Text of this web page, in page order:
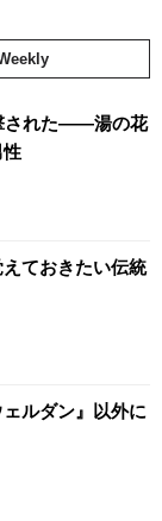
された――湯の花
性
えておきたい伝統
ェルダン』以外に